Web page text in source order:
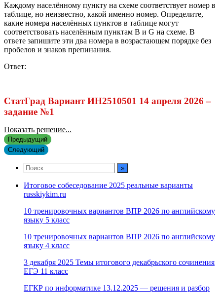
Каждому населённому пункту на схеме соответствует номер в
таблице, но неизвестно, какой именно номер. Определите,
какие номера населённых пунктов в таблице могут
соответствовать населённым пунктам В и G на схеме. В
ответе запишите эти два номера в возрастающем порядке без
пробелов и знаков препинания.
Ответ:
СтатГрад Вариант ИН2510501 14 апреля 2026 –
задание №1
Показать решение...
Предыдущий
Следующий
Итоговое собеседование 2025 реальные варианты
russkiykim.ru
10 тренировочных вариантов ВПР 2026 по английскому
языку 5 класс
10 тренировочных вариантов ВПР 2026 по английскому
языку 4 класс
3 декабря 2025 Темы итогового декабрьского сочинения
ЕГЭ 11 класс
ЕГКР по информатике 13.12.2025 — решения и разбор